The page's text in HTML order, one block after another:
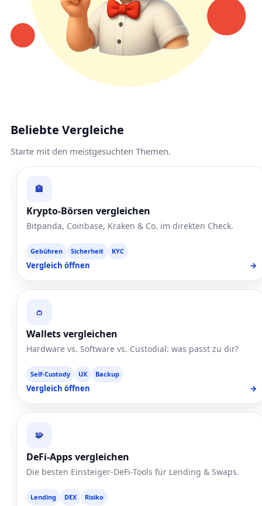
Beliebte Vergleiche
Starte mit den meistgesuchten Themen.
🏦
Krypto-Börsen vergleichen
Bitpanda, Coinbase, Kraken & Co. im direkten Check.
Gebühren Sicherheit KYC
Vergleich öffnen →
👛
Wallets vergleichen
Hardware vs. Software vs. Custodial: was passt zu dir?
Self-Custody UX Backup
Vergleich öffnen →
🧩
DeFi-Apps vergleichen
Die besten Einsteiger-DeFi-Tools für Lending & Swaps.
Lending DEX Risiko